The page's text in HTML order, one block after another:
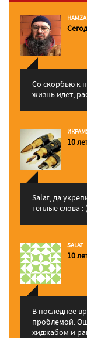
Со скорбью к
жизнь идет,
10
Salat, да
теплые слова :-
SALAT
10
В последнее
проблемой.
хиджабом и